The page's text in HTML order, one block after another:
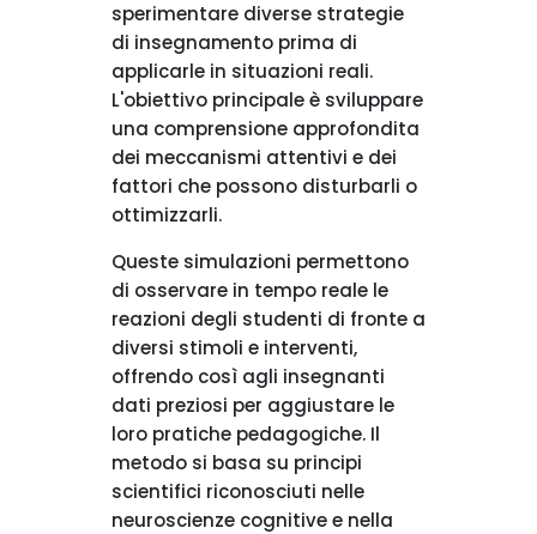
sperimentare diverse strategie
di insegnamento prima di
applicarle in situazioni reali.
L'obiettivo principale è sviluppare
una comprensione approfondita
dei meccanismi attentivi e dei
fattori che possono disturbarli o
ottimizzarli.
Queste simulazioni permettono
di osservare in tempo reale le
reazioni degli studenti di fronte a
diversi stimoli e interventi,
offrendo così agli insegnanti
dati preziosi per aggiustare le
loro pratiche pedagogiche. Il
metodo si basa su principi
scientifici riconosciuti nelle
neuroscienze cognitive e nella